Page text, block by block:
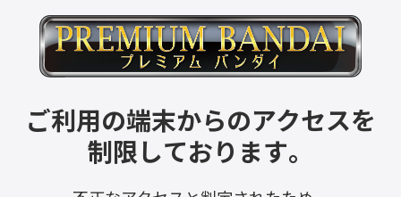
ご利用の端末からのアクセスを
制限しております。